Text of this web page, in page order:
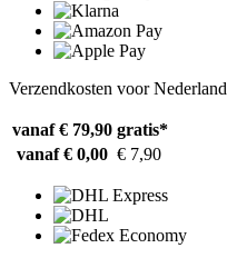
Verzendkosten voor Nederland
vanaf € 79,90 gratis*
vanaf € 0,00 € 7,90